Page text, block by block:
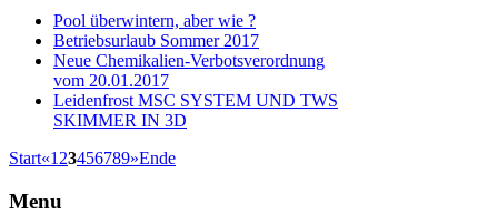
Pool überwintern, aber wie ?
Betriebsurlaub Sommer 2017
Neue Chemikalien-Verbotsverordnung
vom 20.01.2017
Leidenfrost MSC SYSTEM UND TWS
SKIMMER IN 3D
Start«1 23456789»Ende
Menu